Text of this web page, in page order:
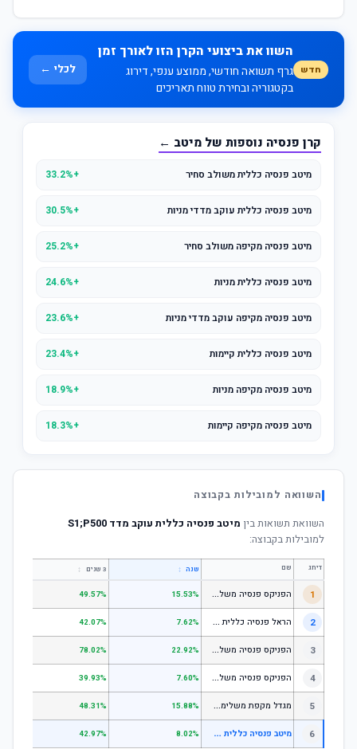
חדש
השוו את ביצועי הקרן הזו לאורך זמן
גרף תשואה חודשי, ממוצע ענפי, דירוג
בקטגוריה ובחירת טווח תאריכים
לכלי ←
קרן פנסיה נוספות של מיטב ←
מיטב פנסיה כללית משולב סחיר +33.2%
מיטב פנסיה כללית עוקב מדדי מניות +30.5%
מיטב פנסיה מקיפה משולב סחיר +25.2%
מיטב פנסיה כללית מניות +24.6%
מיטב פנסיה מקיפה עוקב מדדי מניות +23.6%
מיטב פנסיה כללית קיימות +23.4%
מיטב פנסיה מקיפה מניות +18.9%
מיטב פנסיה מקיפה קיימות +18.3%
השוואה למובילות בקבוצה
השוואת תשואות בין מיטב פנסיה כללית עוקב מדד S1;P500
למובילות בקבוצה:
דירוג שם שנה ↕ 3 שנים ↕
1 ה
פניקס פנסיה משלימה - מסלול לבני 50 ומטה 15.53%
49.57%
2 ה
ראל פנסיה כללית עוקב מדד s1;p 7.62%
42.07%
3 ה
פניקס פנסיה משלימה - מניות 22.92%
78.02%
4 ה
פניקס פנסיה משלימה עוקב מדד S1;P500 7.60%
39.93%
5 מ
גדל מקפת משלימה לבני 50 ומטה 15.88%
48.31%
6 מ
יטב פנסיה כללית עוקב מדד S1;P500 8.02%
42.97%